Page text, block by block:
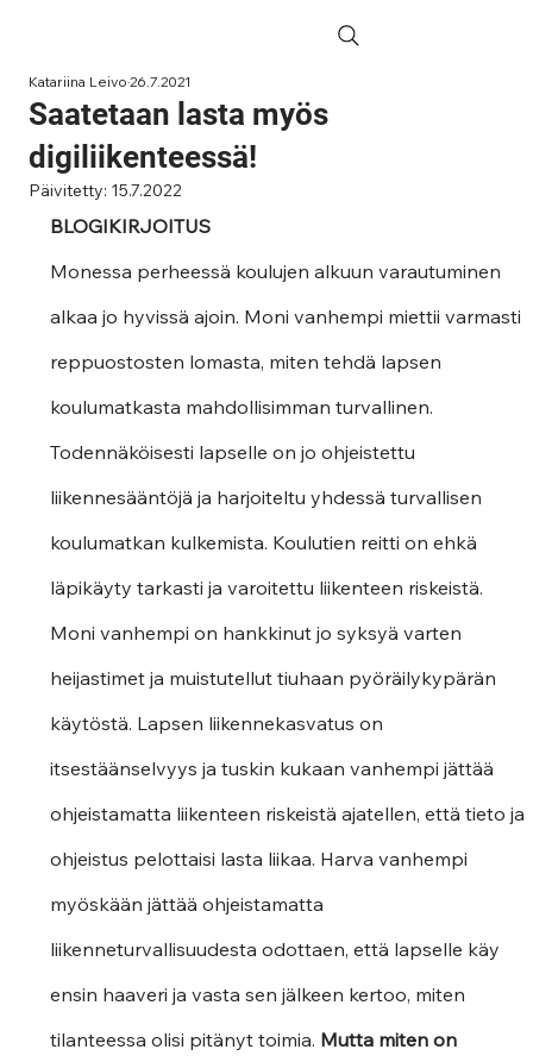
Saatetaan lasta myös
digiliikenteessä!
Katariina Leivo26.7.2021
Päivitetty: 15.7.2022
BLOGIKIRJOITUS
Monessa perheessä koulujen alkuun varautuminen
alkaa jo hyvissä ajoin. Moni vanhempi miettii varmasti
reppuostosten lomasta, miten tehdä lapsen
koulumatkasta mahdollisimman turvallinen.
Todennäköisesti lapselle on jo ohjeistettu
liikennesääntöjä ja harjoiteltu yhdessä turvallisen
koulumatkan kulkemista. Koulutien reitti on ehkä
läpikäyty tarkasti ja varoitettu liikenteen riskeistä.
Moni vanhempi on hankkinut jo syksyä varten
heijastimet ja muistutellut tiuhaan pyöräilykypärän
käytöstä. Lapsen liikennekasvatus on
itsestäänselvyys ja tuskin kukaan vanhempi jättää
ohjeistamatta liikenteen riskeistä ajatellen, että tieto ja
ohjeistus pelottaisi lasta liikaa. Harva vanhempi
myöskään jättää ohjeistamatta
liikenneturvallisuudesta odottaen, että lapselle käy
ensin haaveri ja vasta sen jälkeen kertoo, miten
tilanteessa olisi pitänyt toimia. Mutta miten on